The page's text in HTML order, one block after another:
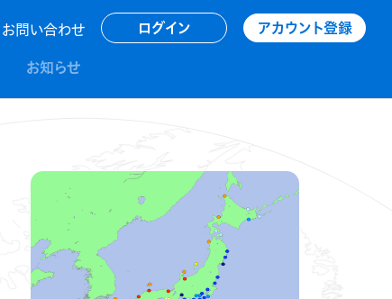
お問い合わせ ログイン アカウント登録
お知らせ